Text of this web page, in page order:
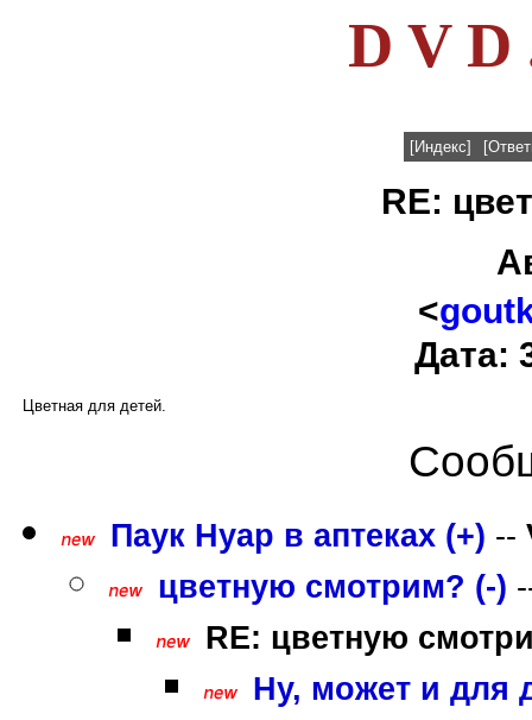
D V D
[Индекс]
RE:
<
Дата:
Цветная для детей.
Паук Нуар в аптеках (+) --
цветную смотрим? (-)
RE: цветную
Ну, может и для